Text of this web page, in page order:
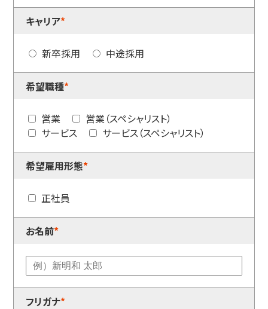
キャリア*
新卒採用 中途採用
希望職種*
営業
営業（スペシャリスト）
サービス
サービス（スペシャリスト）
希望雇用形態*
正社員
お名前*
フリガナ*